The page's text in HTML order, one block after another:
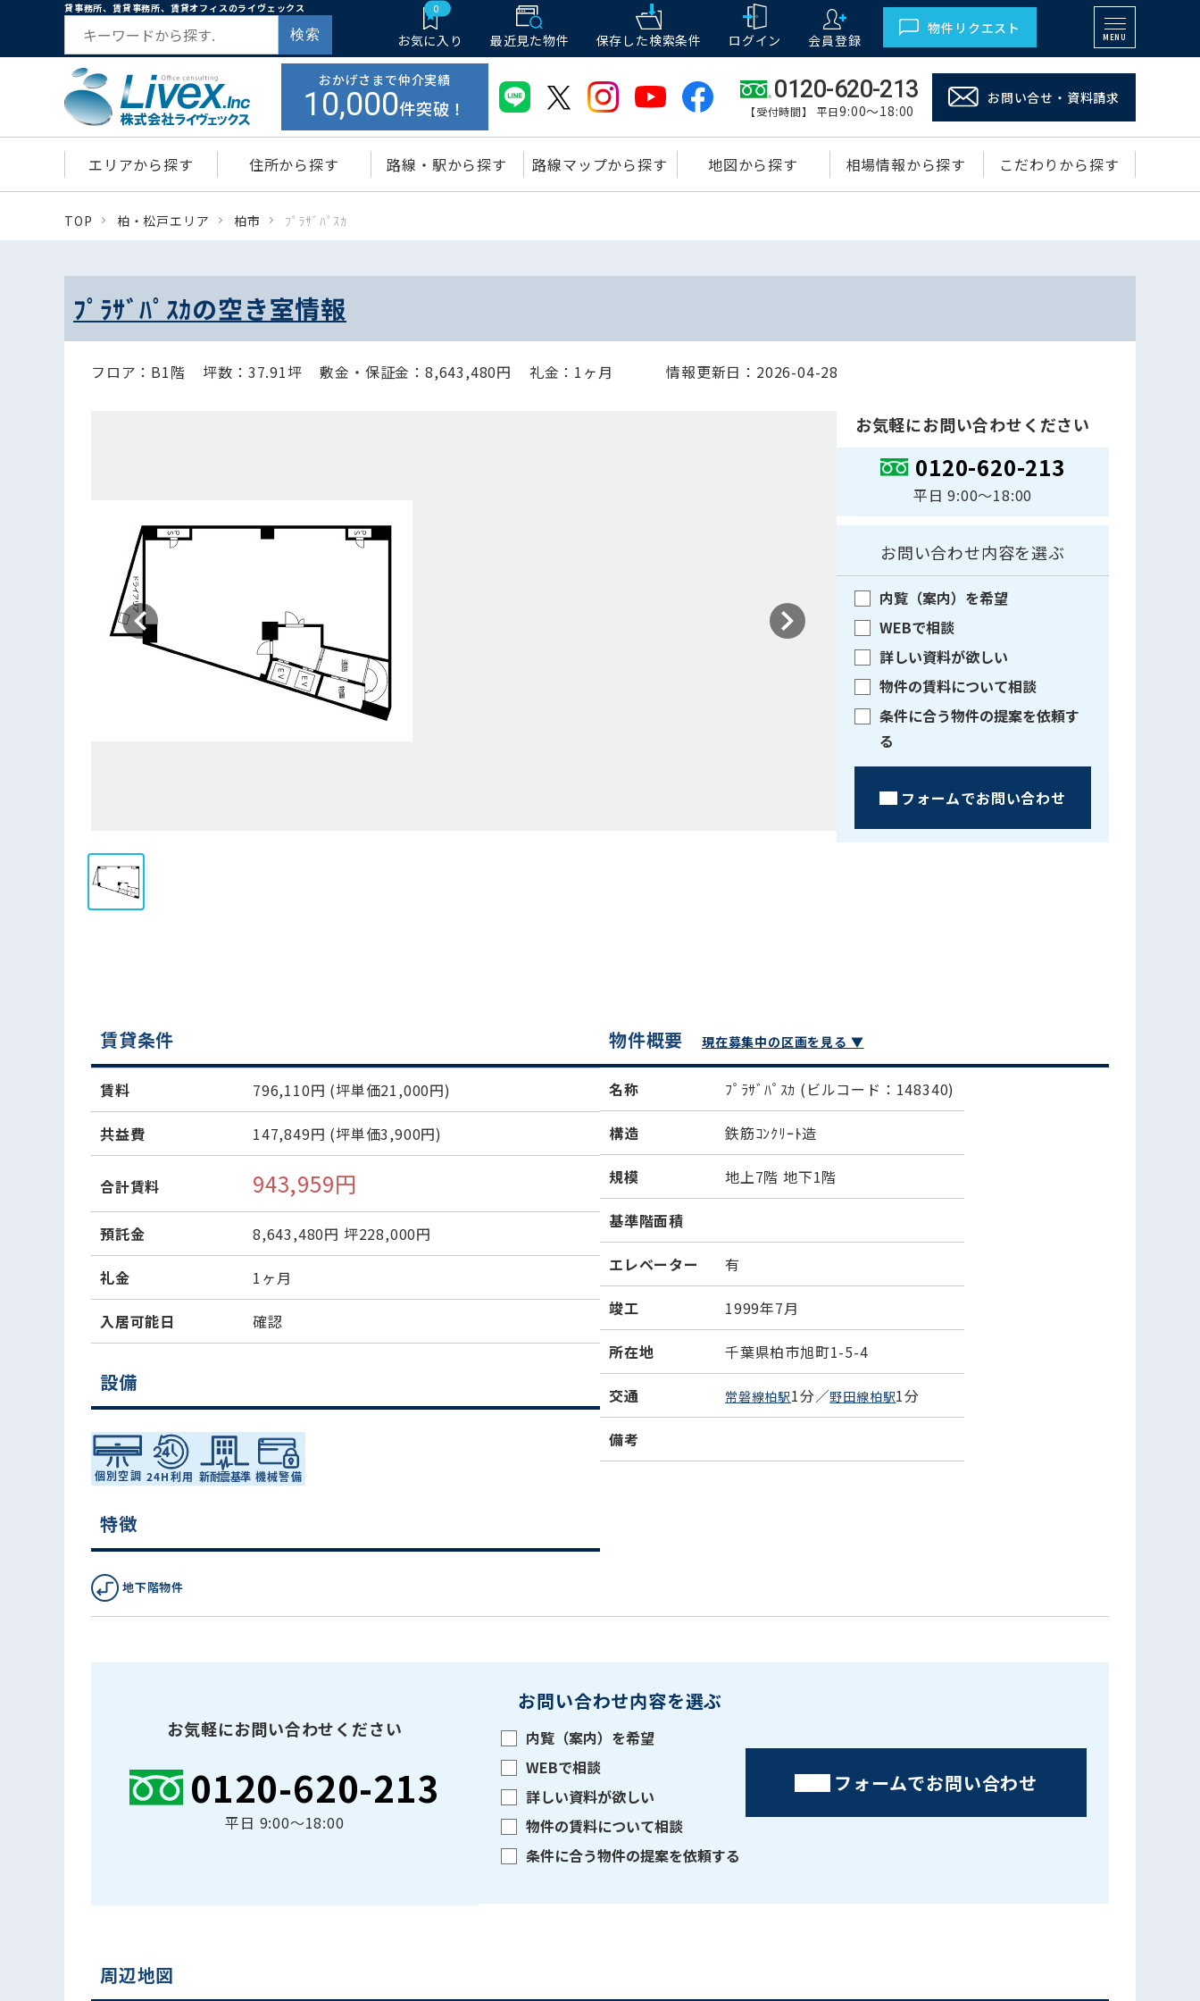
貸事務所、賃貸事務所、賃貸オフィスのライヴェックス
検索
0
お気に入り 最近見た物件 保存した検索条件 ログイン 会員登録
物件リクエスト
MENU
おかげさまで仲介実績
10,000件突破！
0120-620-213
【受付時間】 平日9:00～18:00
お問い合せ・資料請求
エリアから探す 住所から探す 路線・駅から探す 路線マップから探す 地図から探す 相場情報から探す こだわりから探す
TOP 柏・松戸エリア 柏市 ﾌﾟﾗｻﾞﾊﾟｽｶ
ﾌﾟﾗｻﾞﾊﾟｽｶの空き室情報
フロア：B1階 坪数：37.91坪 敷金・保証金：8,643,480円 礼金：1ヶ月 情報更新日：2026-04-28
お気軽にお問い合わせください
0120-620-213
平日 9:00〜18:00
お問い合わせ内容を選ぶ
内覧（案内）を希望
WEBで相談
詳しい資料が欲しい
物件の賃料について相談
条件に合う物件の提案を依頼す
る
フォームでお問い合わせ
賃貸条件
賃料 796,110円 (坪単価21,000円)
共益費 147,849円 (坪単価3,900円)
合計賃料 943,959円
預託金 8,643,480円 坪228,000円
礼金 1ヶ月
入居可能日 確認
設備
特徴
地下階物件
物件概要 現在募集中の区画を見る ▼
名称 ﾌﾟﾗｻﾞﾊﾟｽｶ (ビルコード：148340)
構造 鉄筋ｺﾝｸﾘｰﾄ造
規模 地上7階 地下1階
基準階面積
エレベーター 有
竣工 1999年7月
所在地 千葉県柏市旭町1-5-4
交通 常磐線柏駅1分／野田線柏駅1分
備考
お気軽にお問い合わせください
0120-620-213
平日 9:00〜18:00
お問い合わせ内容を選ぶ
内覧（案内）を希望
WEBで相談
詳しい資料が欲しい
物件の賃料について相談
条件に合う物件の提案を依頼する
フォームでお問い合わせ
周辺地図